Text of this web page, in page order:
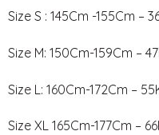
Size S : 145Cm -155Cm –
Size M: 150Cm-159Cm –
Size L: 160Cm-172Cm –
Size XL 165Cm-177Cm –